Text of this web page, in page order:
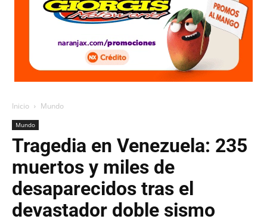
Inicio Mundo
Mundo
Tragedia en Venezuela: 235
muertos y miles de
desaparecidos tras el
devastador doble sismo